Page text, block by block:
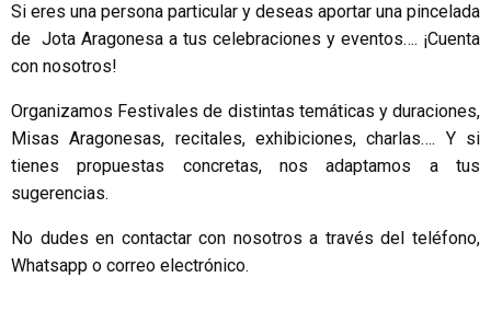
Si eres una persona particular y deseas aportar una pincelada
de Jota Aragonesa a tus celebraciones y eventos…. ¡Cuenta
con nosotros!
Organizamos Festivales de distintas temáticas y duraciones,
Misas Aragonesas, recitales, exhibiciones, charlas…. Y si
tienes propuestas concretas, nos adaptamos a tus
sugerencias.
No dudes en contactar con nosotros a través del teléfono,
Whatsapp o correo electrónico.